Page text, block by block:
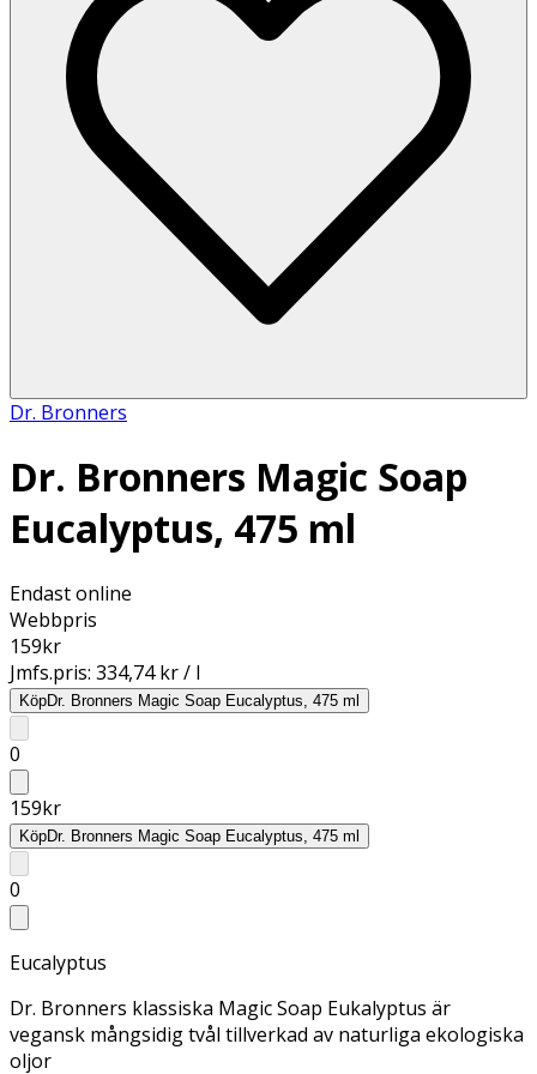
Dr. Bronners
Dr. Bronners Magic Soap
Eucalyptus, 475 ml
Endast online
Webbpris
159kr
Jmfs.pris: 334,74 kr / l
KöpDr. Bronners Magic Soap Eucalyptus, 475 ml
0
159kr
KöpDr. Bronners Magic Soap Eucalyptus, 475 ml
0
Eucalyptus
Dr. Bronners klassiska Magic Soap Eukalyptus är
vegansk mångsidig tvål tillverkad av naturliga ekologiska
oljor